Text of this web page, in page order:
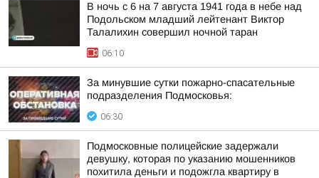
В ночь с 6 на 7 августа 1941 года в небе над
Подольском младший лейтенант Виктор
Талалихин совершил ночной таран
06:10
За минувшие сутки пожарно-спасательные
подразделения Подмосковья:
06:30
Подмосковные полицейские задержали
девушку, которая по указанию мошенников
похитила деньги и подожгла квартиру в